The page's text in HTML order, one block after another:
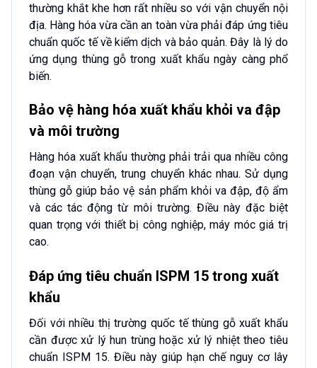
thường khắt khe hơn rất nhiều so với vận chuyển nội
địa. Hàng hóa vừa cần an toàn vừa phải đáp ứng tiêu
chuẩn quốc tế về kiểm dịch và bảo quản. Đây là lý do
ứng dụng thùng gỗ trong xuất khẩu ngày càng phổ
biến.
Bảo vệ hàng hóa xuất khẩu khỏi va đập
và môi trường
Hàng hóa xuất khẩu thường phải trải qua nhiều công
đoạn vận chuyển, trung chuyển khác nhau. Sử dụng
thùng gỗ giúp bảo vệ sản phẩm khỏi va đập, độ ẩm
và các tác động từ môi trường. Điều này đặc biệt
quan trọng với thiết bị công nghiệp, máy móc giá trị
cao.
Đáp ứng tiêu chuẩn ISPM 15 trong xuất
khẩu
Đối với nhiều thị trường quốc tế thùng gỗ xuất khẩu
cần được xử lý hun trùng hoặc xử lý nhiệt theo tiêu
chuẩn ISPM 15. Điều này giúp hạn chế nguy cơ lây